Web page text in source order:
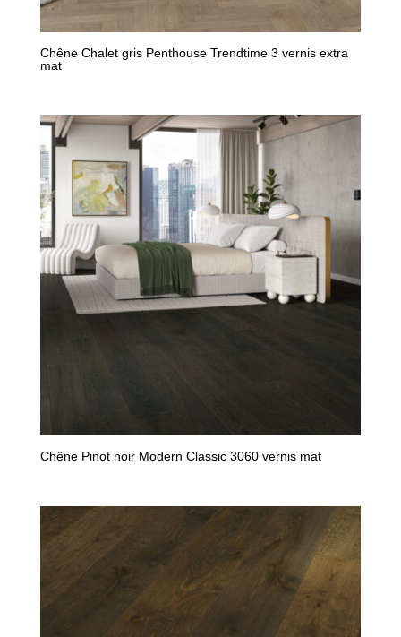
Chêne Chalet gris Penthouse Trendtime 3 vernis extra
mat
Chêne Pinot noir Modern Classic 3060 vernis mat